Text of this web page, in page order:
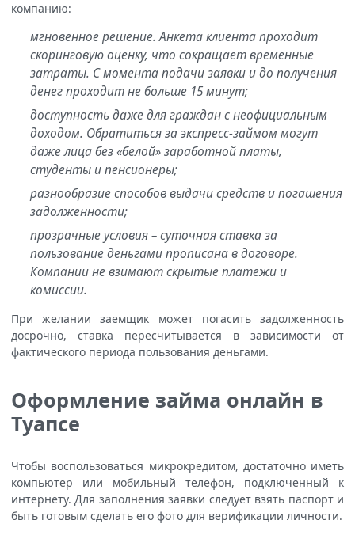
компанию:
мгновенное решение. Анкета клиента проходит
скоринговую оценку, что сокращает временные
затраты. С момента подачи заявки и до получения
денег проходит не больше 15 минут;
доступность даже для граждан с неофициальным
доходом. Обратиться за экспресс-займом могут
даже лица без «белой» заработной платы,
студенты и пенсионеры;
разнообразие способов выдачи средств и погашения
задолженности;
прозрачные условия – суточная ставка за
пользование деньгами прописана в договоре.
Компании не взимают скрытые платежи и
комиссии.
При желании заемщик может погасить задолженность
досрочно, ставка пересчитывается в зависимости от
фактического периода пользования деньгами.
Оформление займа онлайн в
Туапсе
Чтобы воспользоваться микрокредитом, достаточно иметь
компьютер или мобильный телефон, подключенный к
интернету. Для заполнения заявки следует взять паспорт и
быть готовым сделать его фото для верификации личности.